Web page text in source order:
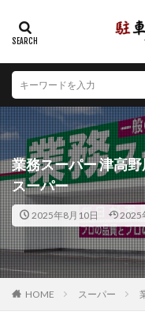
業務スーパー 津高
スーパー
2025年8月10日 2025
HOME スーパー
カテゴリー
エリア
北海道 青森県
山形県
福島県
埼玉県
千葉県
山梨県
長野県
岐阜県
静岡県
京都府
大阪府
鳥取県
島根県
徳島県
香川県
佐賀県
長崎県